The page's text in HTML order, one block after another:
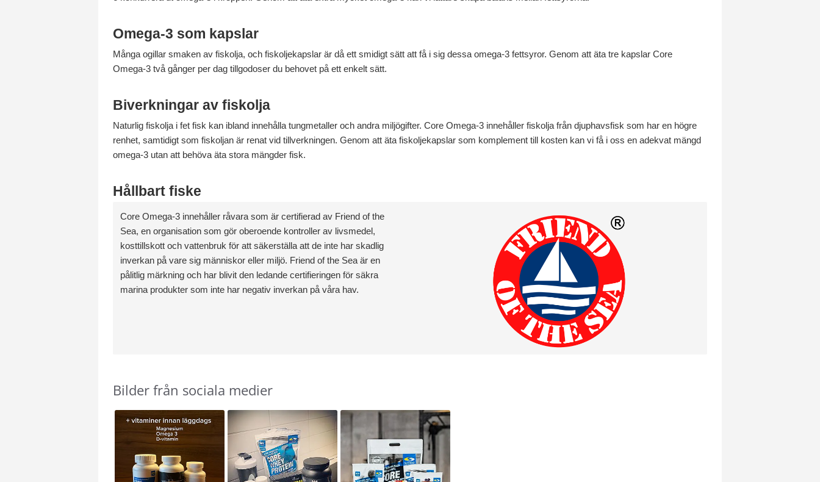
Omega-3 som kapslar
Många ogillar smaken av fiskolja, och fiskoljekapslar är då ett smidigt sätt att få i sig dessa omega-3 fettsyror. Genom att äta tre kapslar Core
Omega-3 två gånger per dag tillgodoser du behovet på ett enkelt sätt.
Biverkningar av fiskolja
Naturlig fiskolja i fet fisk kan ibland innehålla tungmetaller och andra miljögifter. Core Omega-3 innehåller fiskolja från djuphavsfisk som har en högre
renhet, samtidigt som fiskoljan är renat vid tillverkningen. Genom att äta fiskoljekapslar som komplement till kosten kan vi få i oss en adekvat mängd
omega-3 utan att behöva äta stora mängder fisk.
Hållbart fiske
Core Omega-3 innehåller råvara som är certifierad av Friend of the
Sea, en organisation som gör oberoende kontroller av livsmedel,
kosttillskott och vattenbruk för att säkerställa att de inte har skadlig
inverkan på vare sig människor eller miljö. Friend of the Sea är en
pålitlig märkning och har blivit den ledande certifieringen för säkra
marina produkter som inte har negativ inverkan på våra hav.
Slideshow
Slide
controls
Bilder från sociala medier